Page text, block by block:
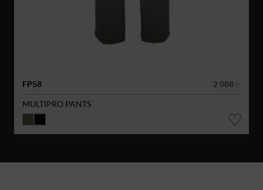
FP58
2 088 :-
MULTIPRO PANTS